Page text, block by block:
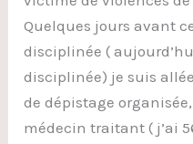
Quelques jours avant
disciplinée (
disciplinée) je suis
de dépistage
médecin traitant ( j’ai